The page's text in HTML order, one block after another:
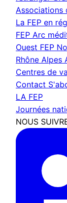
Associations
La FEP en
FEP Arc
Ouest FEP
Rhône Alpes
Centres de
Contact
LA FEP
Journées
NOUS